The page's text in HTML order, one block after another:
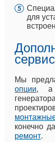
для
сервис
Мы
опции, а
конечно
ремонт.